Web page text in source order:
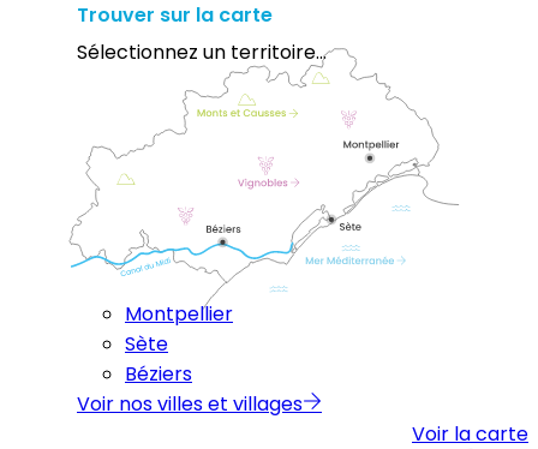
Trouver sur la carte
Sélectionnez un territoire...
Montpellier
Sète
Béziers
Voir nos villes et villages
Voir la carte